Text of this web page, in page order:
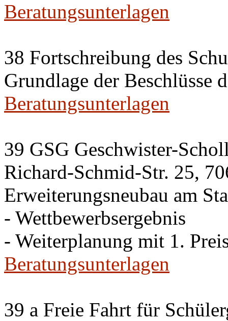
Beratungsunterlagen
38 Fortschreibung des
Grundlage der Beschlüsse
Beratungsunterlagen
39 GSG Geschwister-
Richard-Schmid-Str. 25,
Erweiterungsneubau am
- Wettbewerbsergebnis
- Weiterplanung mit 1.
Beratungsunterlagen
39 a Freie Fahrt für